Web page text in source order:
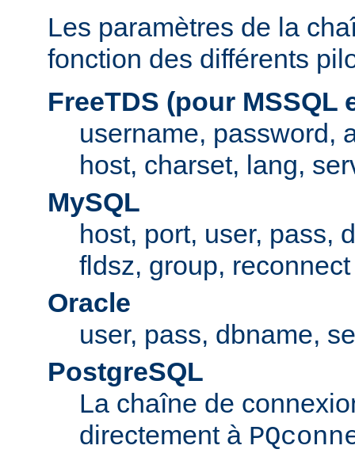
Les paramètres de la
fonction des différents
FreeTDS (pour MSSQL
username, password,
host, charset, lang,
MySQL
host, port, user, pass,
fldsz, group, reconnect
Oracle
user, pass, dbname,
PostgreSQL
La chaîne de
directement à